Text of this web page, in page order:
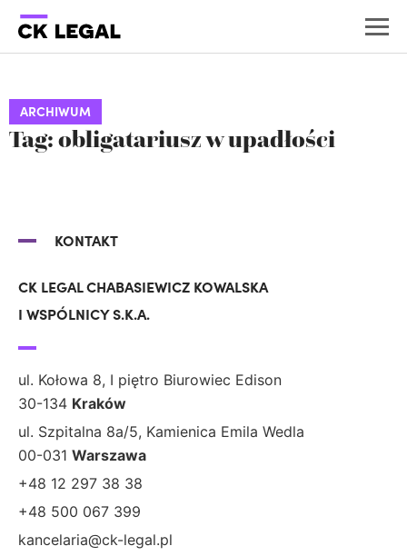
ARCHIWUM
Tag: obligatariusz w upadłości
KONTAKT
CK LEGAL CHABASIEWICZ KOWALSKA
I WSPÓLNICY S.K.A.
ul. Kołowa 8, I piętro Biurowiec Edison
30-134 Kraków
ul. Szpitalna 8a/5, Kamienica Emila Wedla
00-031 Warszawa
+48 12 297 38 38
+48 500 067 399
kancelaria@ck-legal.pl